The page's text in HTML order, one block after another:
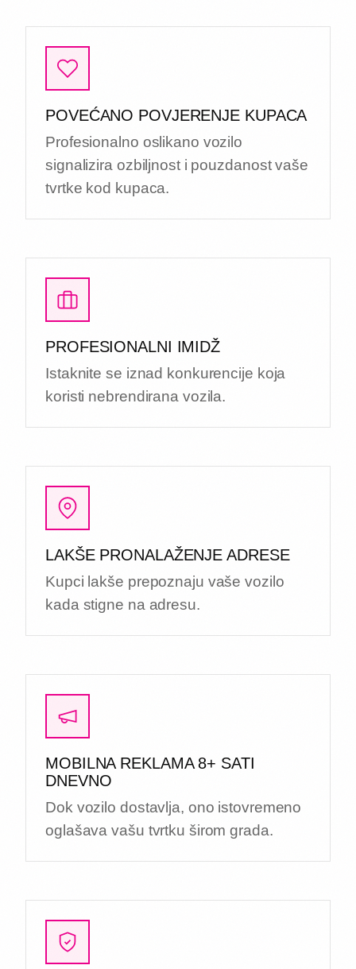
POVEĆANO POVJERENJE KUPACA
Profesionalno oslikano vozilo
signalizira ozbiljnost i pouzdanost vaše
tvrtke kod kupaca.
PROFESIONALNI IMIDŽ
Istaknite se iznad konkurencije koja
koristi nebrendirana vozila.
LAKŠE PRONALAŽENJE ADRESE
Kupci lakše prepoznaju vaše vozilo
kada stigne na adresu.
MOBILNA REKLAMA 8+ SATI
DNEVNO
Dok vozilo dostavlja, ono istovremeno
oglašava vašu tvrtku širom grada.